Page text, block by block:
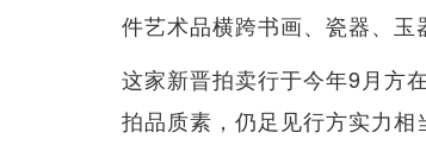
件艺术品横跨书画、瓷器、玉
这家新晋拍卖行于今年9月方
拍品质素，仍足见行方实力相